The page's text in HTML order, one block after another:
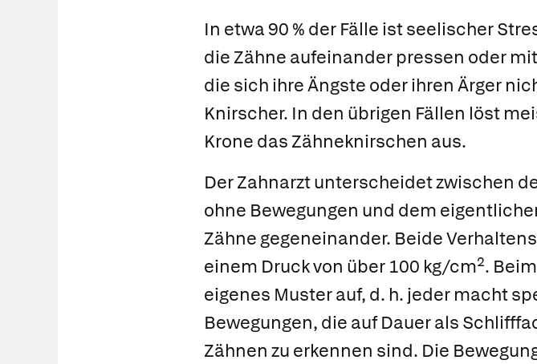
In etwa 90 % der Fälle ist seelischer
die Zähne aufeinander pressen oder
die sich ihre Ängste oder ihren Ärger
Knirscher. In den übrigen Fällen löst
Krone das Zähneknirschen aus.
Der Zahnarzt unterscheidet zwischen
ohne Bewegungen und dem
Zähne gegeneinander. Beide
einem Druck von über 100 kg/cm2.
eigenes Muster auf, d. h. jeder macht
Bewegungen, die auf Dauer als
Zähnen zu erkennen sind. Die